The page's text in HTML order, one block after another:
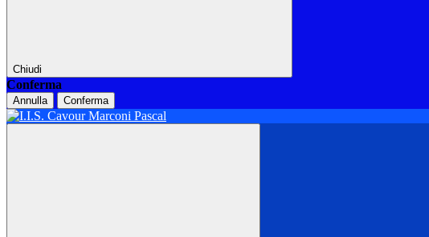
Chiudi
Conferma
Annulla Conferma